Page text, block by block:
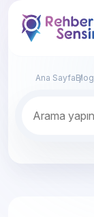
Ana SayfaBlog